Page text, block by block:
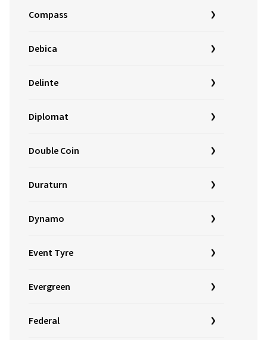
Compass
Debica
Delinte
Diplomat
Double Coin
Duraturn
Dynamo
Event Tyre
Evergreen
Federal